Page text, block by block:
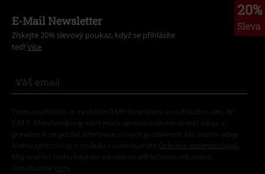
20%
Sleva
E-Mail Newsletter
Získejte 20% slevový poukaz, když se přihlásíte
teď! Více
Tímto souhlasím se zasíláním EMP Newslettru a souhlasím s tím, že
E.M.P. Merchandising mbH může zpracovávat mé osobní údaje a
pravidelně mi posílat informace o svých produktech. Mé osobní údaje
budou zpracovány v souladu s ustanoveními
Ochrana osobních údajů
Můj souhlas mohu kdykoliv odvolat na odhlašovací odkaz/link.
Unsubscribe here